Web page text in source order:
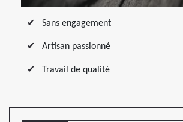
Sans engagement
Artisan passionné
Travail de qualité